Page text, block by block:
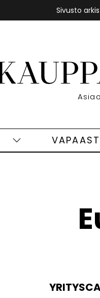
Sivusto
Alueet